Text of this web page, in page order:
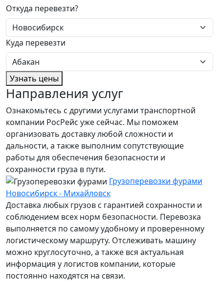
Откуда перевезти?
Куда перевезти
Узнать цены
Направления услуг
Ознакомьтесь с другими услугами транспортной
компании РосРейс уже сейчас. Мы поможем
организовать доставку любой сложности и
дальности, а также выполним сопутствующие
работы для обеспечения безопасности и
сохранности груза в пути.
Грузоперевозки фурами
Новосибирск - Михайловск
Доставка любых грузов с гарантией сохранности и
соблюдением всех норм безопасности. Перевозка
выполняется по самому удобному и проверенному
логистическому маршруту. Отслеживать машину
можно круглосуточно, а также вся актуальная
информация у логистов компании, которые
постоянно находятся на связи.